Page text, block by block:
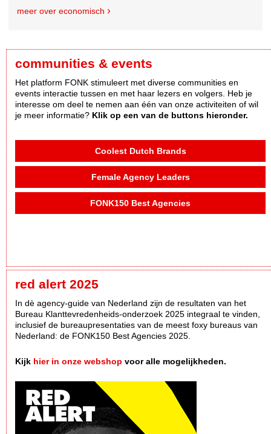
meer over economisch
communities & events
Het platform FONK stimuleert met diverse communities en
events interactie tussen en met haar lezers en volgers. Heb je
interesse om deel te nemen aan één van onze activiteiten of wil
je meer informatie? Klik op een van de buttons hieronder.
Coolest Dutch Brands
Female Agency Leaders
FONK150 Best Agencies
red alert 2025
In dè agency-guide van Nederland zijn de resultaten van het
Bureau Klanttevredenheids-onderzoek 2025 integraal te vinden,
inclusief de bureaupresentaties van de meest foxy bureaus van
Nederland: de FONK150 Best Agencies 2025.
Kijk hier in onze webshop voor alle mogelijkheden.